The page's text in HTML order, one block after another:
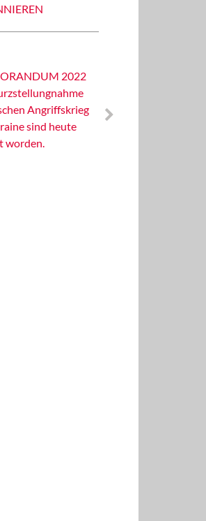
2022
Angriffskrieg
sind heute
worden.